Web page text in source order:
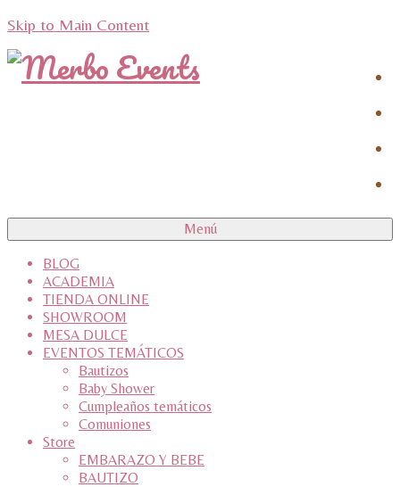
Skip to Main Content
Menú
BLOG
ACADEMIA
TIENDA ONLINE
SHOWROOM
MESA DULCE
EVENTOS TEMÁTICOS
Bautizos
Baby Shower
Cumpleaños temáticos
Comuniones
Store
EMBARAZO Y BEBE
BAUTIZO